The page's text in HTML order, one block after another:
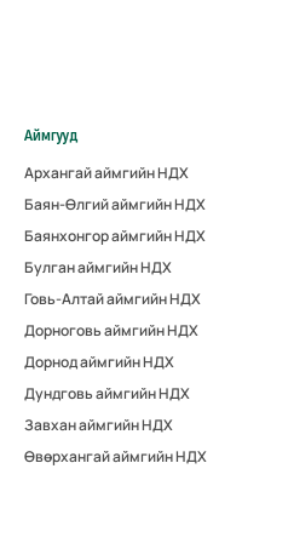
Аймгууд
Архангай аймгийн НДХ
Баян-Өлгий аймгийн НДХ
Баянхонгор аймгийн НДХ
Булган аймгийн НДХ
Говь-Алтай аймгийн НДХ
Дорноговь аймгийн НДХ
Дорнод аймгийн НДХ
Дундговь аймгийн НДХ
Завхан аймгийн НДХ
Өвөрхангай аймгийн НДХ